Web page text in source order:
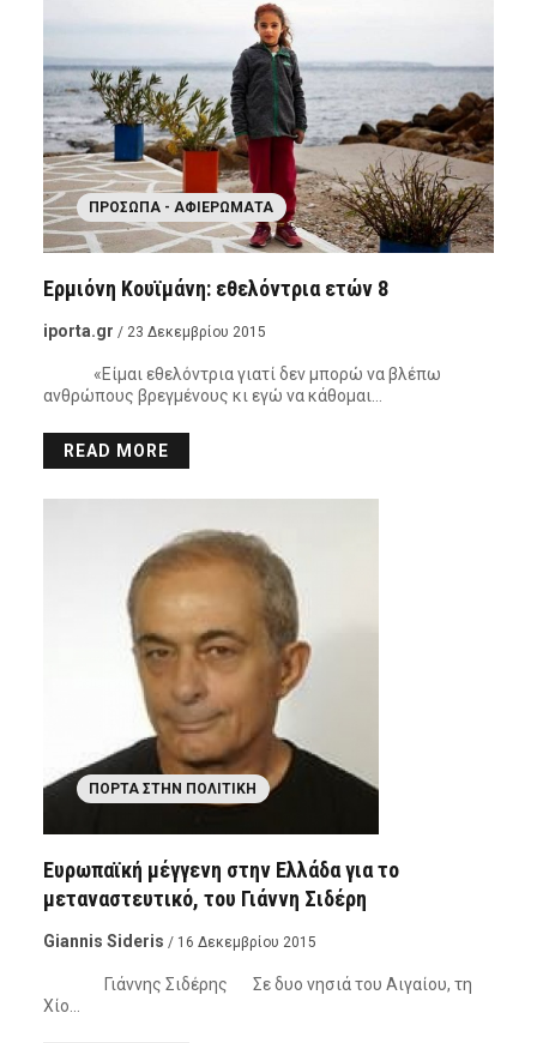
ΠΡΌΣΩΠΑ - ΑΦΙΕΡΏΜΑΤΑ
Ερμιόνη Κουϊμάνη: εθελόντρια ετών 8
iporta.gr / 23 Δεκεμβρίου 2015
«Είμαι εθελόντρια γιατί δεν μπορώ να βλέπω
ανθρώπους βρεγμένους κι εγώ να κάθομαι…
READ MORE
ΠΌΡΤΑ ΣΤΗΝ ΠΟΛΙΤΙΚΉ
Ευρωπαϊκή μέγγενη στην Ελλάδα για το
μεταναστευτικό, του Γιάννη Σιδέρη
Giannis Sideris / 16 Δεκεμβρίου 2015
Γιάννης Σιδέρης Σε δυο νησιά του Αιγαίου, τη
Χίο…